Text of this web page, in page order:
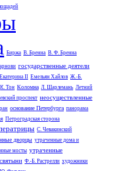
Биржа В. Бренна В. Ф. Бренна
государственные деятели
Екатерина II Емельян Хайлов Ж.-Б.
К. Тон Коломна Л. Шарлемань Летний
проспект неосуществленные
основание Петербурга панорама
Петроградская сторона
С. Чевакинский
дворцы утраченные дома и
мосты утраченные
Ф.-Б. Растрелли художники